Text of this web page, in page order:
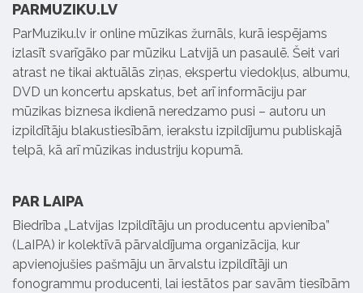
PARMUZIKU.LV
ParMuziku.lv ir online mūzikas žurnāls, kurā iespējams
izlasīt svarīgāko par mūziku Latvijā un pasaulē. Šeit vari
atrast ne tikai aktuālās ziņas, ekspertu viedokļus, albumu,
DVD un koncertu apskatus, bet arī informāciju par
mūzikas biznesa ikdienā neredzamo pusi – autoru un
izpildītāju blakustiesībām, ierakstu izpildījumu publiskajā
telpā, kā arī mūzikas industriju kopumā.
PAR LAIPA
Biedrība „Latvijas Izpildītāju un producentu apvienība”
(LaIPA) ir kolektīvā pārvaldījuma organizācija, kur
apvienojušies pašmāju un ārvalstu izpildītāji un
fonogrammu producenti, lai iestātos par savām tiesībām